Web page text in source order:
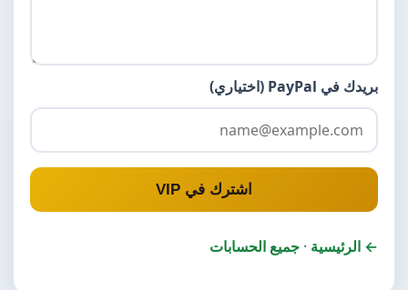
بريدك في PayPal (اختياري)
اشترك في VIP
← الرئيسية · جميع الحسابات